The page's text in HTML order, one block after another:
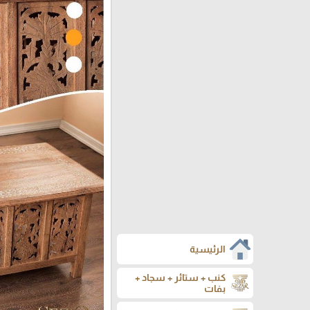
الرئيسية
كنب + ستائر + سجاد +
بفات